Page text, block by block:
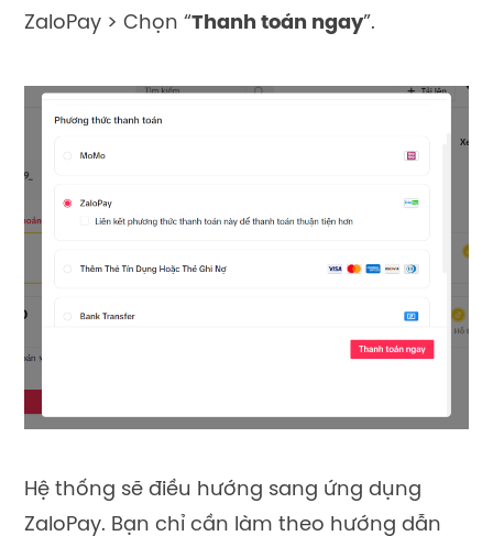
ZaloPay > Chọn “Thanh toán ngay”.
Hệ thống sẽ điều hướng sang ứng dụng
ZaloPay. Bạn chỉ cần làm theo hướng dẫn